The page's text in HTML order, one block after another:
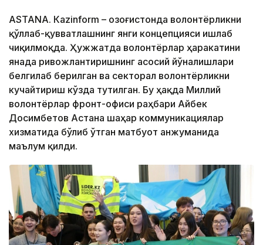
ASTANА. Кazinform – Қозоғистонда волонтёрликни
қўллаб-қувватлашнинг янги концепцияси ишлаб
чиқилмоқда. Ҳужжатда волонтёрлар ҳаракатини
янада ривожлантиришнинг асосий йўналишлари
белгилаб берилган ва секторал волонтёрликни
кучайтириш кўзда тутилган. Бу ҳақда Миллий
волонтёрлар фронт-офиси раҳбари Айбек
Досимбетов Астана шаҳар коммуникациялар
хизматида бўлиб ўтган матбуот анжуманида
маълум қилди.